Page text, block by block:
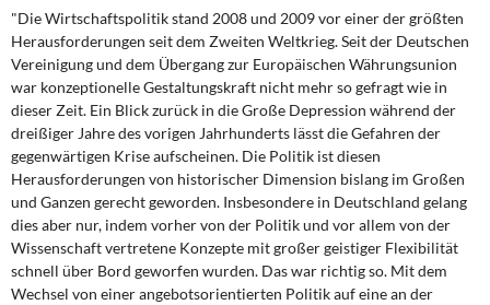
Eurokrise und Griechenland
DIE LINKE
Weitere Themen
Memo-Gruppe
Institut Solidarische Moderne
Rosa-Luxemburg-Stiftung
"Die Wirtschaftspolitik stand 2008 und 2009 vor einer der größten
Herausforderungen seit dem Zweiten Weltkrieg. Seit der Deutschen
Vereinigung und dem Übergang zur Europäischen Währungsunion
war konzeptionelle Gestaltungskraft nicht mehr so gefragt wie in
dieser Zeit. Ein Blick zurück in die Große Depression während der
dreißiger Jahre des vorigen Jahrhunderts lässt die Gefahren der
gegenwärtigen Krise aufscheinen. Die Politik ist diesen
Herausforderungen von historischer Dimension bislang im Großen
und Ganzen gerecht geworden. Insbesondere in Deutschland gelang
dies aber nur, indem vorher von der Politik und vor allem von der
Wissenschaft vertretene Konzepte mit großer geistiger Flexibilität
schnell über Bord geworfen wurden. Das war richtig so. Mit dem
Wechsel von einer angebotsorientierten Politik auf eine an der